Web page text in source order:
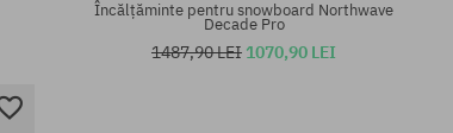
Încălțăminte pentru snowboard Northwave
Decade Pro
1487,90 LEI 1070,90 LEI